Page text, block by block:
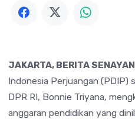
JAKARTA, BERITA
Indonesia Perjuangan (PDIP)
DPR RI, Bonnie Triyana,
anggaran pendidikan yang